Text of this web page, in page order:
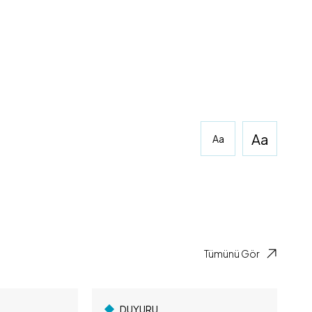
Aa Aa
Tümünü Gör
DUYURU